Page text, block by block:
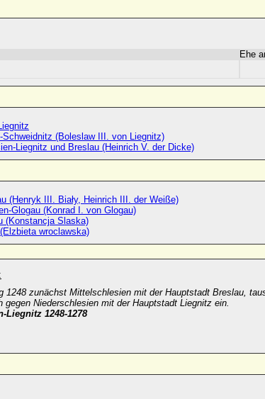
Ehe
(Boleslaw III. von Liegnitz)
Liegnitz und Breslau (Heinrich V. der Dicke)
(Henryk III. Biały, Heinrich III. der Weiße)
Glogau (Konrad I. von Glogau)
(Konstancja Slaska)
wroclawska)
1248 zunächst Mittelschlesien mit der Hauptstadt Breslau,
gegen Niederschlesien mit der Hauptstadt Liegnitz ein.
Liegnitz 1248-1278